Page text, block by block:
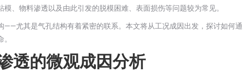
、物料渗透以及由此引发的脱模困难、表面损伤等问题较为常见。
——尤其是气孔结构有着紧密的联系。本文将从工况成因出发，探讨如何通
透的微观成因分析